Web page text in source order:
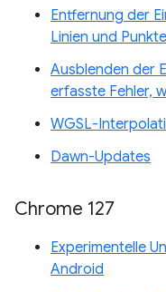
Entfernung der
Linien und Punkte
Ausblenden der
erfasste Fehler,
WGSL-
Dawn-Updates
Chrome 127
Experimentelle
Android